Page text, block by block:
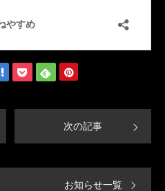
次の記事
お知らせ一覧